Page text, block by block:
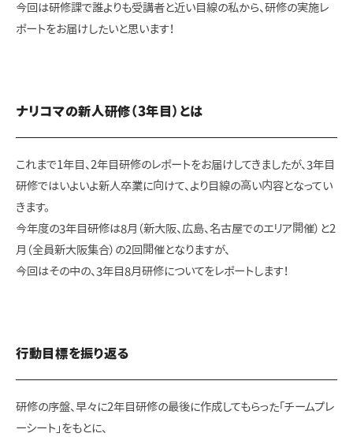
今回は研修課で誰よりも受講者と近い目線の私から、研修の実施レ
ポートをお届けしたいと思います！
ナリコマの新人研修（3年目）とは
これまで1年目、2年目研修のレポートをお届けしてきましたが、3年目
研修ではいよいよ新人卒業に向けて、より目線の高い内容となってい
きます。
今年度の3年目研修は8月（新大阪、広島、名古屋でのエリア開催）と2
月（全員新大阪集合）の2回開催となりますが、
今回はその中の、3年目8月研修についてをレポートします！
行動目標を振り返る
研修の序盤、早々に2年目研修の最後に作成してもらった「チームプレ
ーシート」をもとに、